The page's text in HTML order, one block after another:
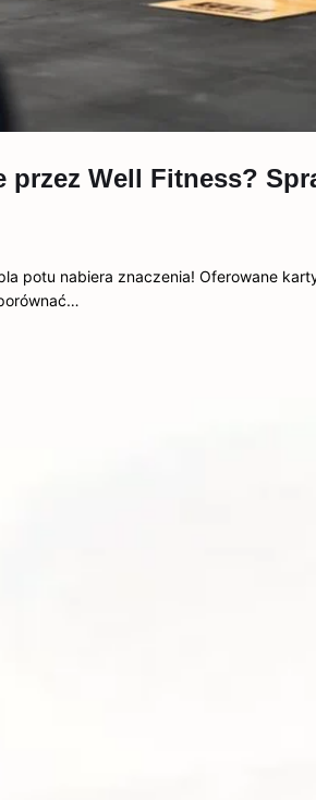
przez Well Fitness?
potu nabiera znaczenia! Oferowane